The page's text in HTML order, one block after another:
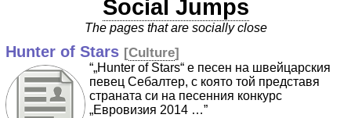
Social Jumps
The pages that are socially close
Hunter of Stars [Culture]
“„Hunter of Stars“ е песен на швейцарския
певец Себалтер, с която той представя
страната си на песенния конкурс
„Евровизия 2014 …”